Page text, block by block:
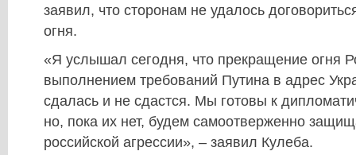
заявил, что сторонам не удалось
огня.
«Я услышал сегодня, что прекращение огня
выполнением требований Путина в адрес
сдалась и не сдастся. Мы готовы к
но, пока их нет, будем самоотверженно
российской агрессии», – заявил Кулеба.